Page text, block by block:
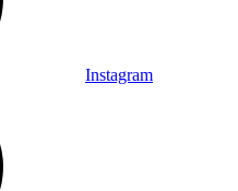
Instagram